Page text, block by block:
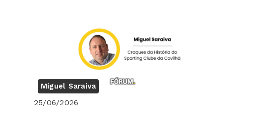
Miguel Saraiva
25/06/2026